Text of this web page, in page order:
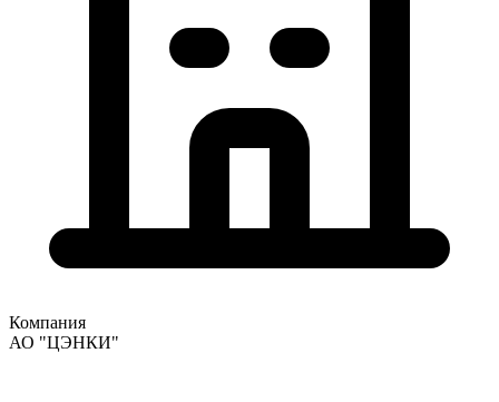
Компания
АО "ЦЭНКИ"